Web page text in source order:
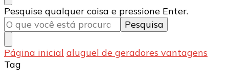
Procurando
algo?
Pesquise qualquer coisa e pressione Enter.
Página inicial aluguel de geradores vantagens
Tag